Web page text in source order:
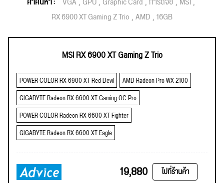
RX 6900 XT Gaming Z Trio AMD 16GB
MSI RX 6900 XT Gaming Z Trio
POWER COLOR RX 6900 XT Red Devil
AMD Radeon Pro WX 2100
GIGABYTE Radeon RX 6600 XT Gaming OC Pro
POWER COLOR Radeon RX 6600 XT Fighter
GIGABYTE Radeon RX 6600 XT Eagle
19,880 ไปที่ร้านค้า